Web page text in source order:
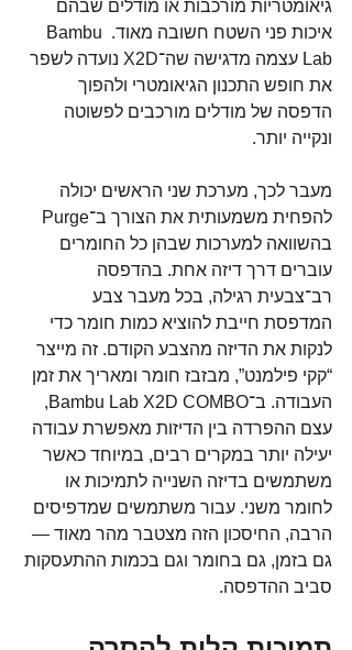
גיאומטריות מורכבות או מודלים שבהם
איכות פני השטח חשובה מאוד. Bambu
Lab עצמה מדגישה שה־X2D נועדה לשפר
את חופש התכנון הגיאומטרי ולהפוך
הדפסה של מודלים מורכבים לפשוטה
ונקייה יותר.
מעבר לכך, מערכת שני הראשים יכולה
בהשוואה למערכות שבהן כל החומרים
עוברים דרך דיזה אחת. בהדפסה
רב־צבעית רגילה, בכל מעבר צבע
המדפסת חייבת להוציא כמות חומר כדי
לנקות את הדיזה מהצבע הקודם. זה מייצר
“קקי פילמנט”, מבזבז חומר ומאריך את זמן
העבודה. ב־Bambu Lab X2D COMBO,
עצם ההפרדה בין הדיזות מאפשרת עבודה
יעילה יותר במקרים רבים, במיוחד כאשר
משתמשים בדיזה השנייה לתמיכות או
לחומר משני. עבור משתמשים שמדפיסים
הרבה, החיסכון הזה מצטבר מהר מאוד —
גם בזמן, גם בחומר וגם בכמות ההתעסקות
סביב ההדפסה.